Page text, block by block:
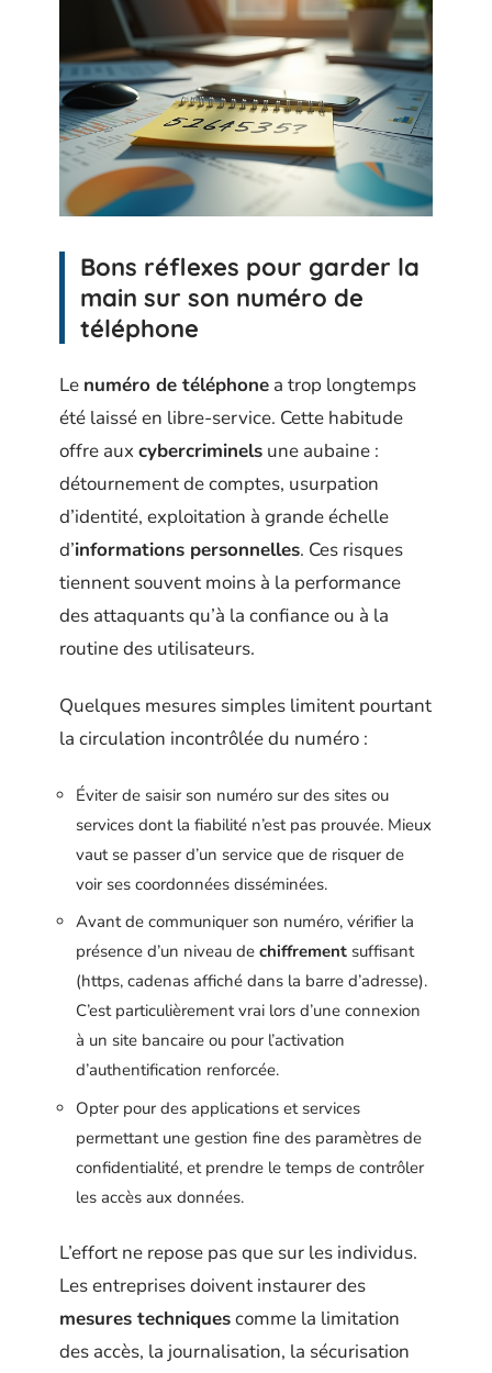
Bons réflexes pour garder la
main sur son numéro de
téléphone
Le numéro de téléphone a trop longtemps
été laissé en libre-service. Cette habitude
offre aux cybercriminels une aubaine :
détournement de comptes, usurpation
d’identité, exploitation à grande échelle
d’informations personnelles. Ces risques
tiennent souvent moins à la performance
des attaquants qu’à la confiance ou à la
routine des utilisateurs.
Quelques mesures simples limitent pourtant
la circulation incontrôlée du numéro :
Éviter de saisir son numéro sur des sites ou
services dont la fiabilité n’est pas prouvée. Mieux
vaut se passer d’un service que de risquer de
voir ses coordonnées disséminées.
Avant de communiquer son numéro, vérifier la
présence d’un niveau de chiffrement suffisant
(https, cadenas affiché dans la barre d’adresse).
C’est particulièrement vrai lors d’une connexion
à un site bancaire ou pour l’activation
d’authentification renforcée.
Opter pour des applications et services
permettant une gestion fine des paramètres de
confidentialité, et prendre le temps de contrôler
les accès aux données.
L’effort ne repose pas que sur les individus.
Les entreprises doivent instaurer des
mesures techniquescomme la limitation
des accès, la journalisation, la sécurisation